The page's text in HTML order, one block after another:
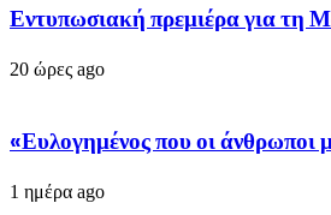
Εντυπωσιακή πρεμιέρα για
20 ώρες ago
«Ευλογημένος που οι
1 ημέρα ago